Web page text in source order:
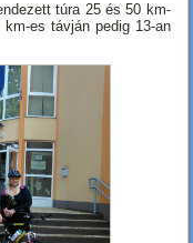
túra 25 és 50 km-
es távján pedig 13-an